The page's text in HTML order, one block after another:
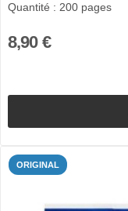
Quantité : 200 pages
8,90 €
ORIGINAL